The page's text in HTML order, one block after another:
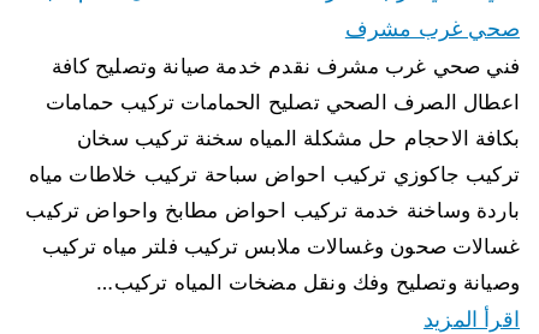
صحي غرب مشرف
فني صحي غرب مشرف نقدم خدمة صيانة وتصليح كافة
اعطال الصرف الصحي تصليح الحمامات تركيب حمامات
بكافة الاحجام حل مشكلة المياه سخنة تركيب سخان
تركيب جاكوزي تركيب احواض سباحة تركيب خلاطات مياه
باردة وساخنة خدمة تركيب احواض مطابخ واحواض تركيب
غسالات صحون وغسالات ملابس تركيب فلتر مياه تركيب
وصيانة وتصليح وفك ونقل مضخات المياه تركيب…
اقرأ المزيد